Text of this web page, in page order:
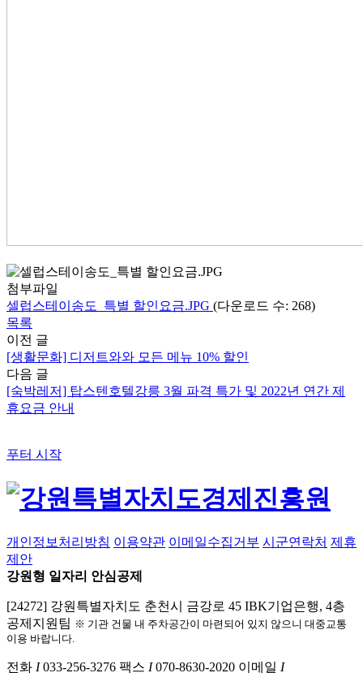
첨부파일
셀럽스테이송도_특별 할인요금.JPG (다운로드 수: 268)
목록
이전 글
[생활문화] 디저트와와 모든 메뉴 10% 할인
다음 글
[숙박레저] 탑스텐호텔강릉 3월 파격 특가 및 2022년 연간 제
휴요금 안내
푸터 시작
개인정보처리방침 이용약관 이메일수집거부 시군연락처 제휴
제안
강원형 일자리 안심공제
[24272] 강원특별자치도 춘천시 금강로 45 IBK기업은행, 4층
공제지원팀 ※ 기관 건물 내 주차공간이 마련되어 있지 않으니 대중교통
이용 바랍니다.
전화 I033-256-3276 팩스 I070-8630-2020 이메일 I